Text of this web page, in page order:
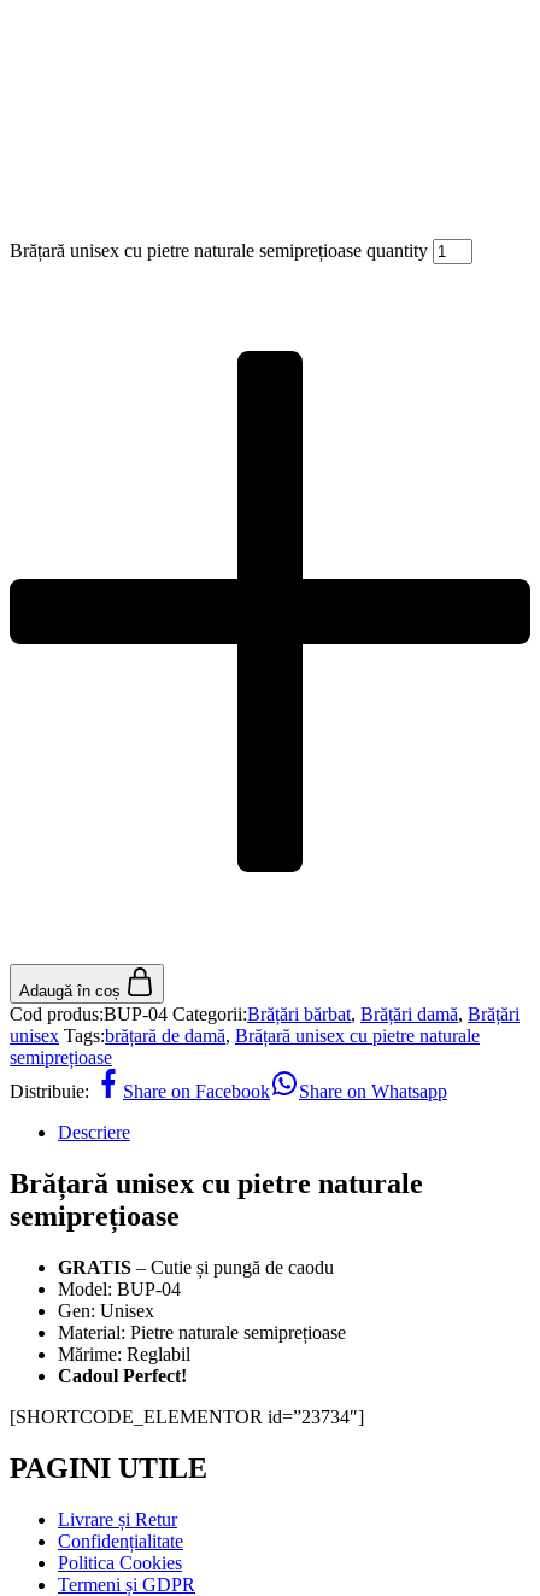
Brățară unisex cu pietre naturale semiprețioase quantity
Adaugă în coș
Cod produs:BUP-04 Categorii:Brățări bărbat, Brățări damă, Brățări
unisex Tags:brățară de damă, Brățară unisex cu pietre naturale
semiprețioase
Distribuie:
Share on Facebook
Share on Whatsapp
Descriere
Brățară unisex cu pietre naturale
semiprețioase
GRATIS – Cutie și pungă de caodu
Model: BUP-04
Gen: Unisex
Material: Pietre naturale semiprețioase
Mărime: Reglabil
Cadoul Perfect!
[SHORTCODE_ELEMENTOR id=”23734″]
PAGINI UTILE
Livrare și Retur
Confidențialitate
Politica Cookies
Termeni și GDPR